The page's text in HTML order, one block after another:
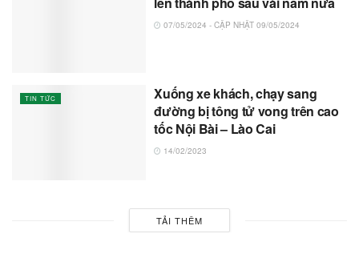
07/05/2024 - CẬP NHẬT 09/05/2024
TIN TỨC
Xuống xe khách, chạy sang
đường bị tông tử vong trên cao
tốc Nội Bài – Lào Cai
14/02/2023
TẢI THÊM